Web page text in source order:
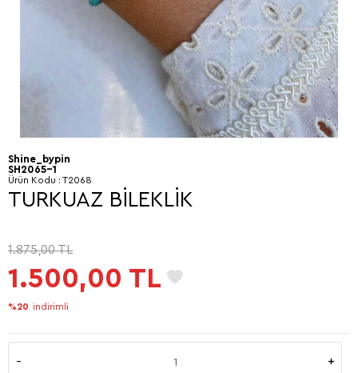
Shine_bypin
SH2065-1
Ürün Kodu : T2068
TURKUAZ BİLEKLİK
1.875,00TL
1.500,00 TL
%20 indirimli